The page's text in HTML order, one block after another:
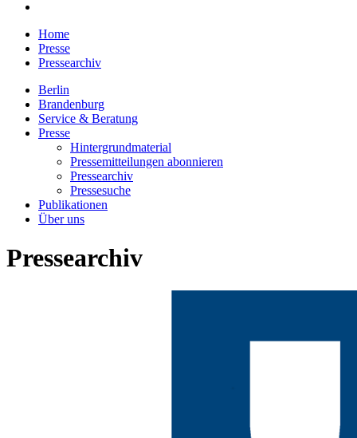
Home
Presse
Pressearchiv
Berlin
Brandenburg
Service & Beratung
Presse
Hintergrundmaterial
Pressemitteilungen abonnieren
Pressearchiv
Pressesuche
Publikationen
Über uns
Pressearchiv